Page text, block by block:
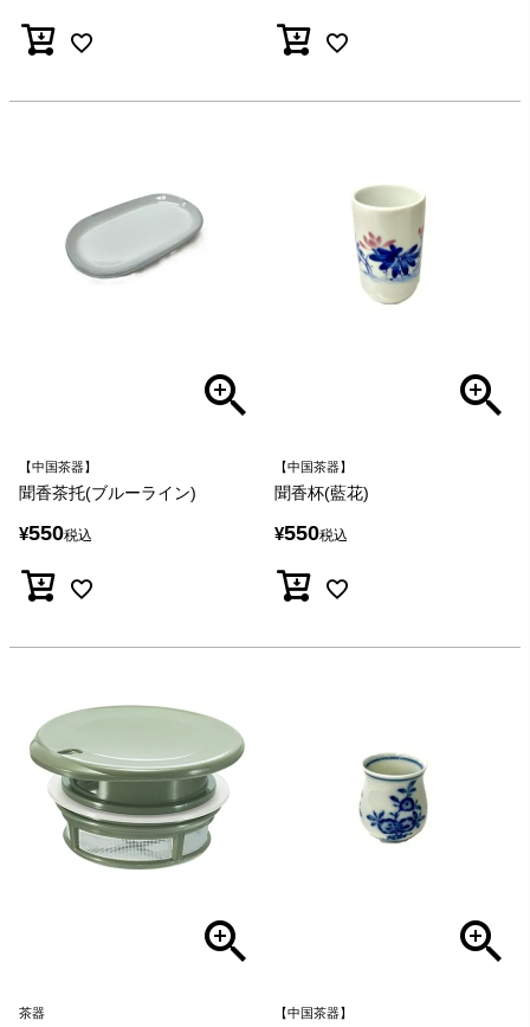
【中国茶器】
聞香茶托(ブルーライン)
¥550税込
【中国茶器】
聞香杯(藍花)
¥550税込
茶器 【中国茶器】